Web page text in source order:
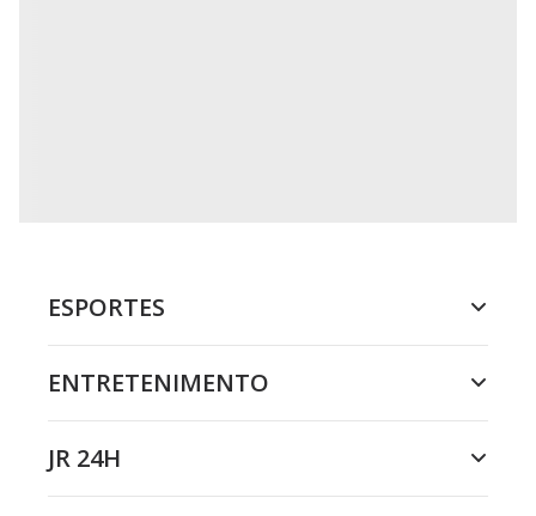
ESPORTES
ENTRETENIMENTO
JR 24H